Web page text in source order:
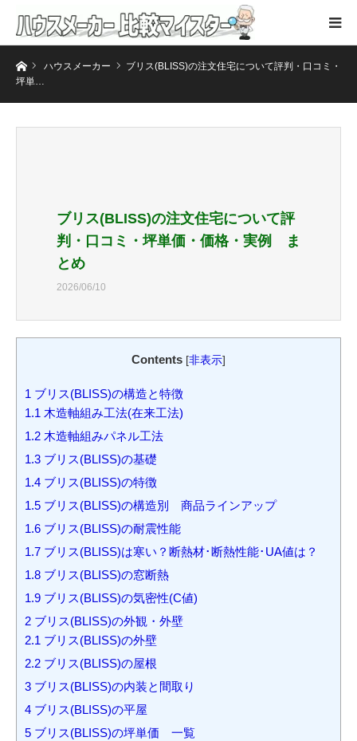
ホームハウスメーカー
ブリス(BLISS)の注文住宅について評判・口コミ・
坪単…
ブリス(BLISS)の注文住宅について評
判・口コミ・坪単価・価格・実例 ま
とめ
2026/06/10
Contents [非表示]
1 ブリス(BLISS)の構造と特徴
1.1 木造軸組み工法(在来工法)
1.2 木造軸組みパネル工法
1.3 ブリス(BLISS)の基礎
1.4 ブリス(BLISS)の特徴
1.5 ブリス(BLISS)の構造別 商品ラインアップ
1.6 ブリス(BLISS)の耐震性能
1.7 ブリス(BLISS)は寒い？断熱材･断熱性能･UA値は？
1.8 ブリス(BLISS)の窓断熱
1.9 ブリス(BLISS)の気密性(C値)
2 ブリス(BLISS)の外観・外壁
2.1 ブリス(BLISS)の外壁
2.2 ブリス(BLISS)の屋根
3 ブリス(BLISS)の内装と間取り
4 ブリス(BLISS)の平屋
5 ブリス(BLISS)の坪単価 一覧